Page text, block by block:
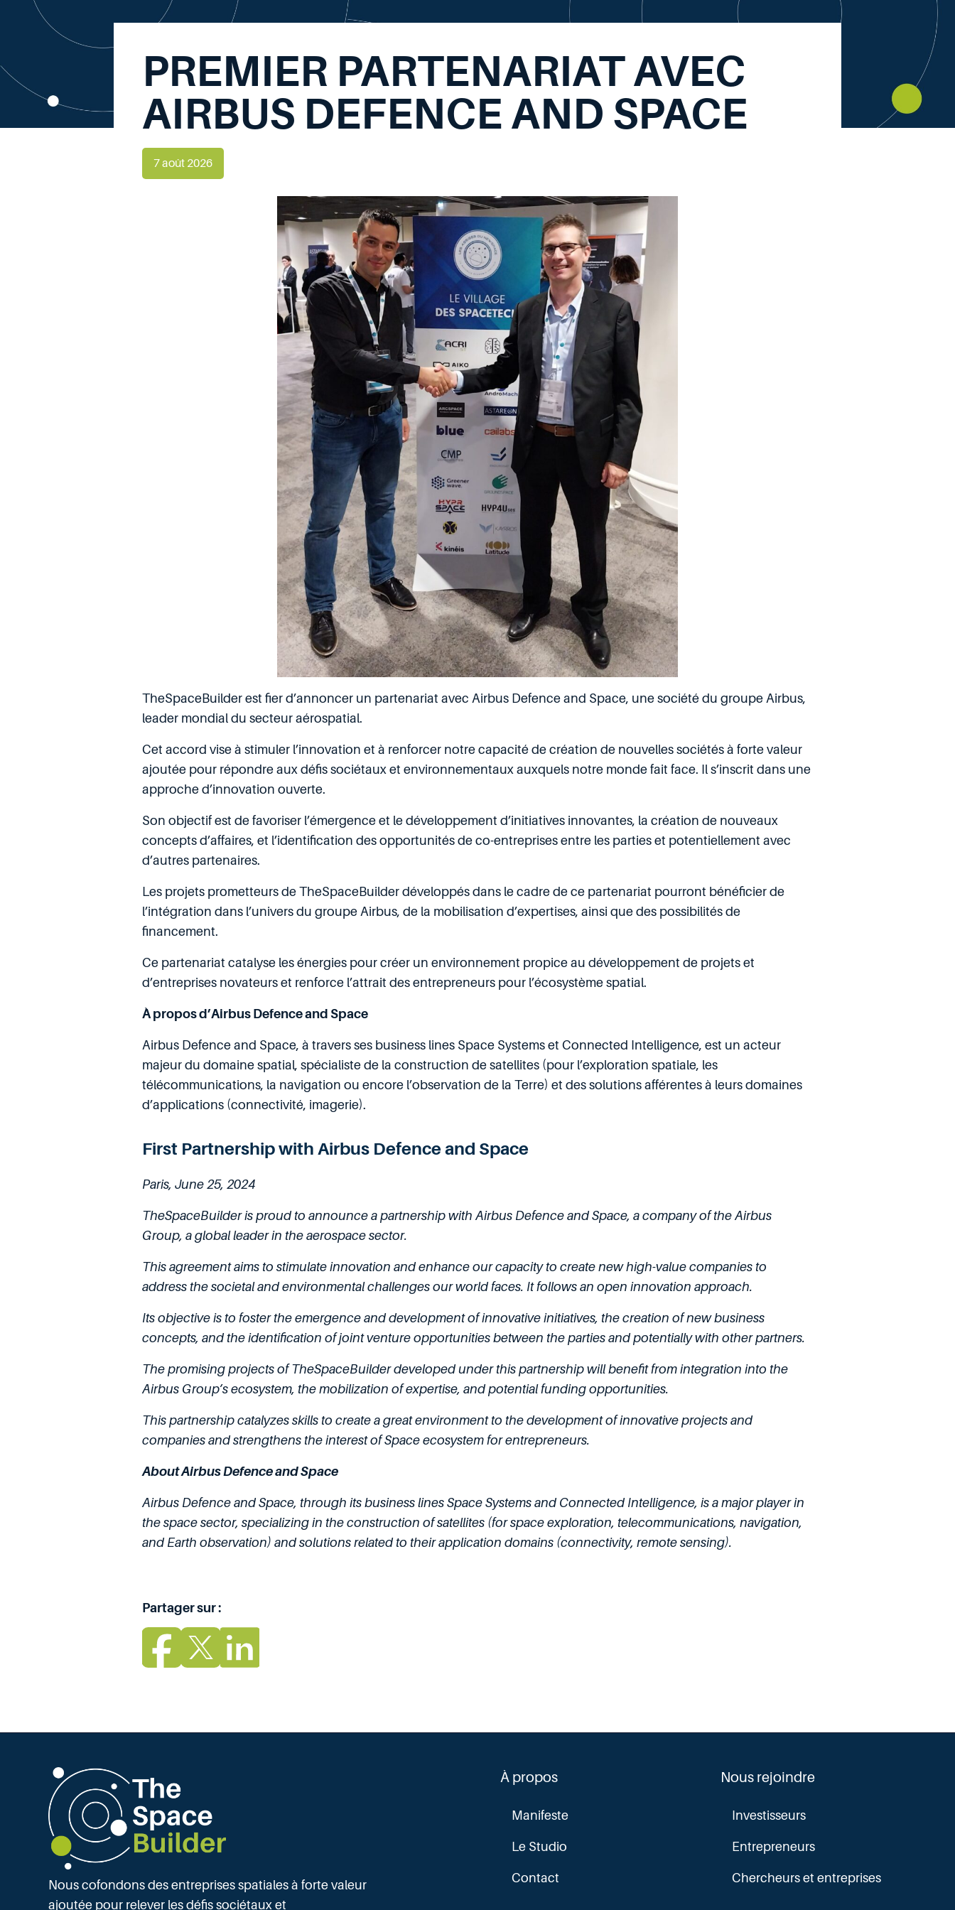
PREMIER PARTENARIAT AVEC
AIRBUS DEFENCE AND SPACE
7 août 2026
TheSpaceBuilder est fier d’annoncer un partenariat avec Airbus Defence and Space, une société du groupe Airbus,
leader mondial du secteur aérospatial.
Cet accord vise à stimuler l’innovation et à renforcer notre capacité de création de nouvelles sociétés à forte valeur
ajoutée pour répondre aux défis sociétaux et environnementaux auxquels notre monde fait face. Il s’inscrit dans une
approche d’innovation ouverte.
Son objectif est de favoriser l’émergence et le développement d’initiatives innovantes, la création de nouveaux
concepts d’affaires, et l’identification des opportunités de co-entreprises entre les parties et potentiellement avec
d’autres partenaires.
Les projets prometteurs de TheSpaceBuilder développés dans le cadre de ce partenariat pourront bénéficier de
l’intégration dans l’univers du groupe Airbus, de la mobilisation d’expertises, ainsi que des possibilités de
financement.
Ce partenariat catalyse les énergies pour créer un environnement propice au développement de projets et
d’entreprises novateurs et renforce l’attrait des entrepreneurs pour l’écosystème spatial.
À propos d’Airbus Defence and Space
Airbus Defence and Space, à travers ses business lines Space Systems et Connected Intelligence, est un acteur
majeur du domaine spatial, spécialiste de la construction de satellites (pour l’exploration spatiale, les
télécommunications, la navigation ou encore l’observation de la Terre) et des solutions afférentes à leurs domaines
d’applications (connectivité, imagerie).
First Partnership with Airbus Defence and Space
Paris, June 25, 2024
TheSpaceBuilder is proud to announce a partnership with Airbus Defence and Space, a company of the Airbus
Group, a global leader in the aerospace sector.
This agreement aims to stimulate innovation and enhance our capacity to create new high-value companies to
address the societal and environmental challenges our world faces. It follows an open innovation approach.
Its objective is to foster the emergence and development of innovative initiatives, the creation of new business
concepts, and the identification of joint venture opportunities between the parties and potentially with other partners.
The promising projects of TheSpaceBuilder developed under this partnership will benefit from integration into the
Airbus Group’s ecosystem, the mobilization of expertise, and potential funding opportunities.
This partnership catalyzes skills to create a great environment to the development of innovative projects and
companies and strengthens the interest of Space ecosystem for entrepreneurs.
About Airbus Defence and Space
Airbus Defence and Space, through its business lines Space Systems and Connected Intelligence, is a major player in
the space sector, specializing in the construction of satellites (for space exploration, telecommunications, navigation,
and Earth observation) and solutions related to their application domains (connectivity, remote sensing).
Partager sur :
Nous cofondons des entreprises spatiales à forte valeur
ajoutée pour relever les défis sociétaux et
À propos
Manifeste
Le Studio
Contact
Nous rejoindre
Investisseurs
Entrepreneurs
Chercheurs et entreprises